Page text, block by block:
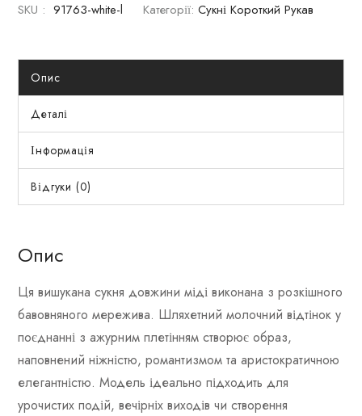
SKU : 91763-white-l Категорії: Сукні Короткий Рукав
Опис
Деталі
Інформація
Відгуки (0)
Опис
Ця вишукана сукня довжини міді виконана з розкішного
бавовняного мережива. Шляхетний молочний відтінок у
поєднанні з ажурним плетінням створює образ,
наповнений ніжністю, романтизмом та аристократичною
елегантністю. Модель ідеально підходить для
урочистих подій, вечірніх виходів чи створення